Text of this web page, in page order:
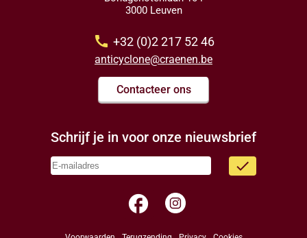
3000 Leuven
call +32 (0)2 217 52 46
anticyclone@craenen.be
Contacteer ons
Schrijf je in voor onze nieuwsbrief
done
facebook